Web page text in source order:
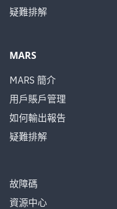
疑難排解
MARS
MARS 簡介
用戶賬戶管理
如何輸出報告
疑難排解
故障碼
資源中心